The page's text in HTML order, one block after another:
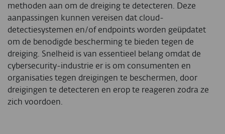
methoden aan om de dreiging te detecteren. Deze
aanpassingen kunnen vereisen dat cloud-
detectiesystemen en/of endpoints worden geüpdatet
om de benodigde bescherming te bieden tegen de
dreiging. Snelheid is van essentieel belang omdat de
cybersecurity-industrie er is om consumenten en
organisaties tegen dreigingen te beschermen, door
dreigingen te detecteren en erop te reageren zodra ze
zich voordoen.